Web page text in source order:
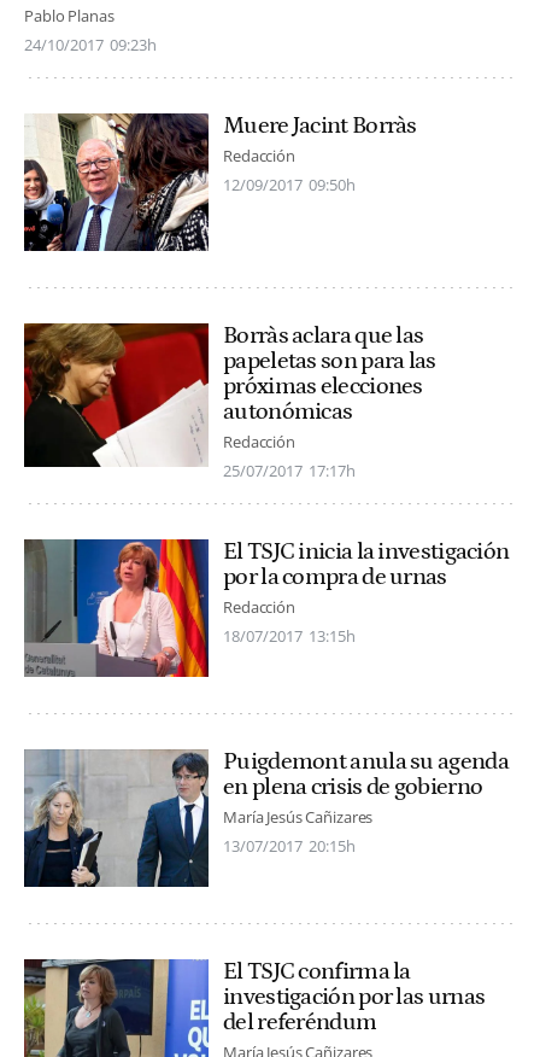
Pablo Planas
24/10/2017 09:23h
Muere Jacint Borràs
Redacción
12/09/2017 09:50h
Borràs aclara que las
papeletas son para las
próximas elecciones
autonómicas
Redacción
25/07/2017 17:17h
El TSJC inicia la investigación
por la compra de urnas
Redacción
18/07/2017 13:15h
Puigdemont anula su agenda
en plena crisis de gobierno
María Jesús Cañizares
13/07/2017 20:15h
El TSJC confirma la
investigación por las urnas
del referéndum
María Jesús Cañizares